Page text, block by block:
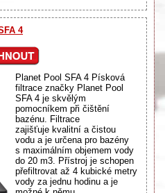
4
Planet Pool SFA 4 Písková
filtrace značky Planet Pool
SFA 4 je skvělým
pomocníkem při čištění
bazénu. Filtrace
zajišťuje kvalitní a čistou
vodu a je určena pro bazény
s maximálním objemem vody
do 20 m3. Přístroj je schopen
přefiltrovat až 4 kubické metry
vody za jednu hodinu a je